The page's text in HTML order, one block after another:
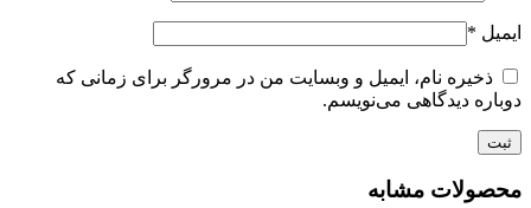
ایمیل *
ذخیره نام، ایمیل و وبسایت من در مرورگر برای زمانی که
دوباره دیدگاهی می‌نویسم.
محصولات مشابه